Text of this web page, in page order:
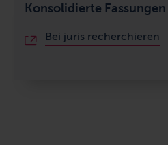
Konsolidierte Fassungen
Bei juris recherchieren